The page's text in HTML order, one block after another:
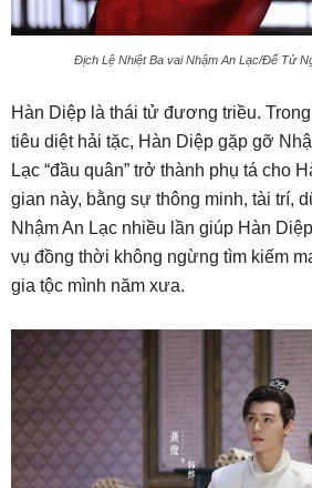
Địch Lệ Nhiệt Ba vai Nhậm An Lạc/Đế Tử
Hàn Diệp là thái tử đương triều.
tiêu diệt hải tặc, Hàn Diệp gặp gỡ
Lạc “đầu quân” trở thành phụ tá cho
gian này, bằng sự thông minh, tài trí,
Nhậm An Lạc nhiều lần giúp Hàn
vụ đồng thời không ngừng tìm kiếm
gia tộc mình năm xưa.